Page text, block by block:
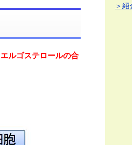
エルゴステロールの合
＞